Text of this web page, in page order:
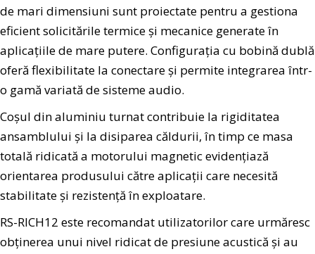
de mari dimensiuni sunt proiectate pentru a gestiona
eficient solicitările termice și mecanice generate în
aplicațiile de mare putere. Configurația cu bobină dublă
oferă flexibilitate la conectare și permite integrarea într-
o gamă variată de sisteme audio.
Coșul din aluminiu turnat contribuie la rigiditatea
ansamblului și la disiparea căldurii, în timp ce masa
totală ridicată a motorului magnetic evidențiază
orientarea produsului către aplicații care necesită
stabilitate și rezistență în exploatare.
RS-RICH12 este recomandat utilizatorilor care urmăresc
obținerea unui nivel ridicat de presiune acustică și au